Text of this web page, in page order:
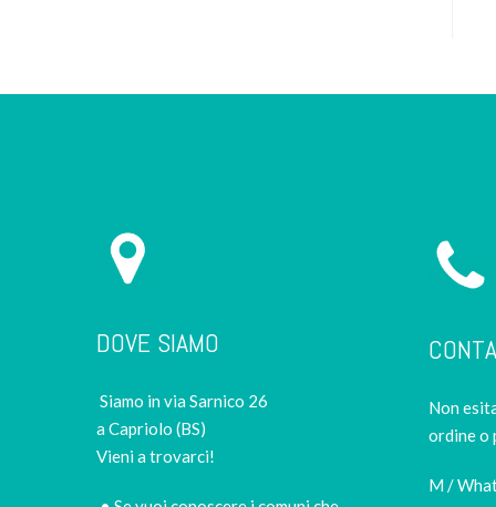
DOVE SIAMO
Siamo in via Sarnico 26
a Capriolo (BS)
Vieni a trovarci!
Non
ordine o
M /